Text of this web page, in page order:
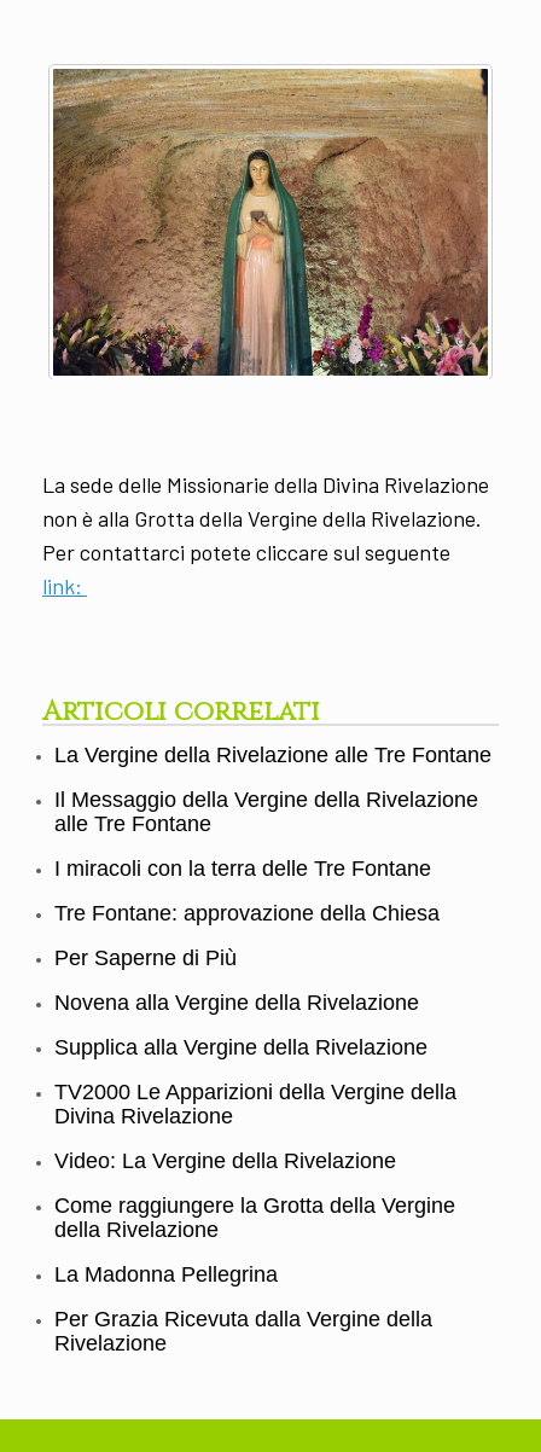
La sede delle Missionarie della Divina Rivelazione
non è alla Grotta della Vergine della Rivelazione.
Per contattarci potete cliccare sul seguente
link:
Articoli correlati
La Vergine della Rivelazione alle Tre Fontane
Il Messaggio della Vergine della Rivelazione
alle Tre Fontane
I miracoli con la terra delle Tre Fontane
Tre Fontane: approvazione della Chiesa
Per Saperne di Più
Novena alla Vergine della Rivelazione
Supplica alla Vergine della Rivelazione
TV2000 Le Apparizioni della Vergine della
Divina Rivelazione
Video: La Vergine della Rivelazione
Come raggiungere la Grotta della Vergine
della Rivelazione
La Madonna Pellegrina
Per Grazia Ricevuta dalla Vergine della
Rivelazione